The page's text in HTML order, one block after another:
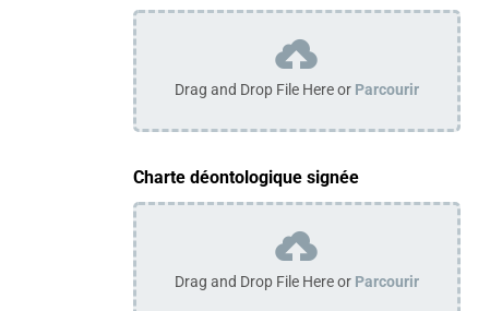
Drag and Drop File Here or Parcourir
Charte déontologique signée
Drag and Drop File Here or Parcourir